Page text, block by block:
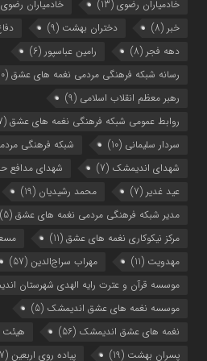
خادمیاران رضوی (13) خادمیاران
خبر (8) دختران بهشت (9)
دهه فجر (8) رامین عباسپور (6)
رسانه شبکه فرهنگی مردمی نغمه های عشق (10)
رهبر معظم انقلاب اسلامی (9)
روابط عمومی شبکه فرهنگی نغمه های عشق (7)
سردار سلیمانی (10) شبکه فرهنگی
شهدای اندیمشک (7) شهدای مدافع
عید غدیر (7) محمد رشیدیان (19)
مدیر شبکه فرهنگی مردمی نغمه های عشق (5)
مرکز نیکوکاری نغمه های عشق (11)
مهدویت (11) مهراب سراج‌الدین (57)
موسسه قرآن و عترت رایه الهدی شهرستان
موسسه نغمه های عشق اندیمشک (5)
نغمه های عشق اندیمشک (56) هیئت
پسران بهشت (19) پیاده روی اربعین (7)